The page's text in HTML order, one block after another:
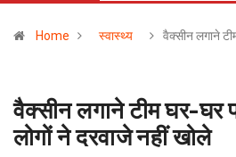
Home स्वास्थ्य वैक्सीन लगाने
वैक्सीन लगाने टीम घर-घर
लोगों ने दरवाजे नहीं खोले